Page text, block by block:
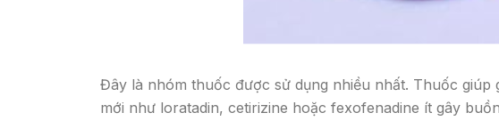
Đây là nhóm thuốc được sử dụng nhiều nhất. Thuốc giúp
mới như loratadin, cetirizine hoặc fexofenadine ít gây